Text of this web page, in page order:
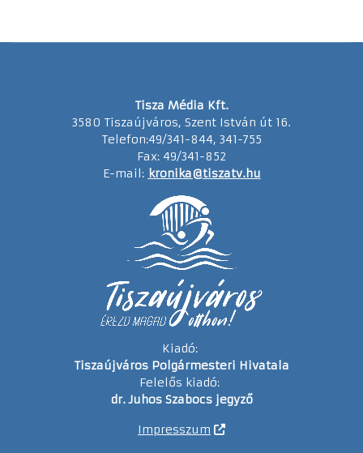
Tisza Média Kft.
3580 Tiszaújváros, Szent István út 16.
Telefon:49/341-844, 341-755
Fax: 49/341-852
E-mail: kronika@tiszatv.hu
Kiadó:
Tiszaújváros Polgármesteri Hivatala
Felelős kiadó:
dr. Juhos Szabocs jegyző
Impresszum